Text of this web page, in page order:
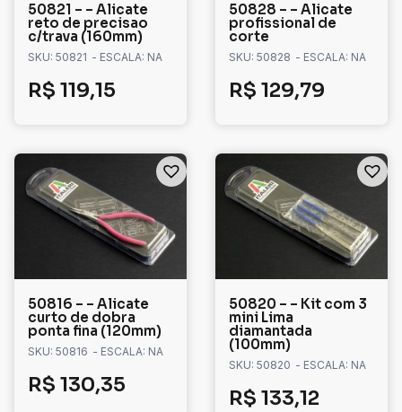
50821 – – Alicate
reto de precisao
c/trava (160mm)
SKU: 50821 - ESCALA: NA
R$ 119,15
50828 – – Alicate
profissional de
corte
SKU: 50828 - ESCALA: NA
R$ 129,79
50816 – – Alicate
curto de dobra
ponta fina (120mm)
SKU: 50816 - ESCALA: NA
R$ 130,35
50820 – – Kit com 3
mini Lima
diamantada
(100mm)
SKU: 50820 - ESCALA: NA
R$ 133,12